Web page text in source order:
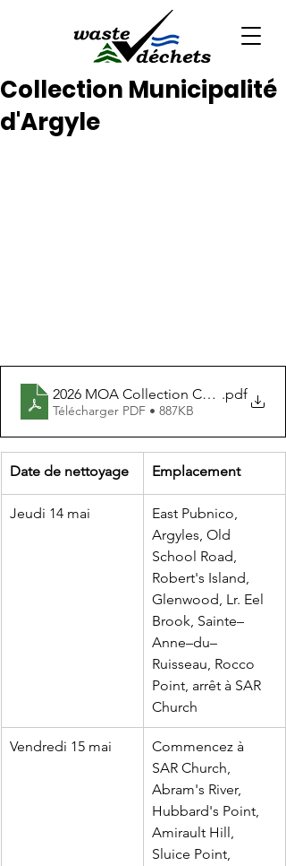
Collection Municipalité
d'Argyle
2026 MOA Collection Calendar - FR
.pdf
Télécharger PDF • 887KB
Date de nettoyage Emplacement
Jeudi 14 mai
East Pubnico,
Argyles, Old
School Road,
Robert's Island,
Glenwood, Lr. Eel
Brook, Sainte–
Anne–du–
Ruisseau, Rocco
Point, arrêt à SAR
Church
Vendredi 15 mai
​Commencez à
SAR Church,
Abram's River,
Hubbard's Point,
Amirault Hill,
Sluice Point,